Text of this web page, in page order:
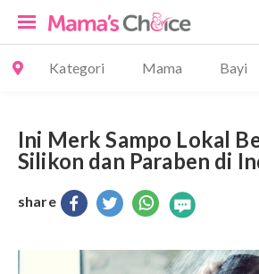
Kategori Mama Bayi
Ini Merk Sampo Lokal
Silikon dan Paraben di
share